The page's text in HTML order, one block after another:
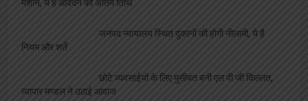
जनपद न्यायालय स्थित दुकानों की होगी नीलामी, ये है
नियम और शर्ते
छोटे व्यवसाईयों के लिए मुसीबत बनी एल पी जी किल्लत,
व्यापार मण्डल ने उठाई आवाज